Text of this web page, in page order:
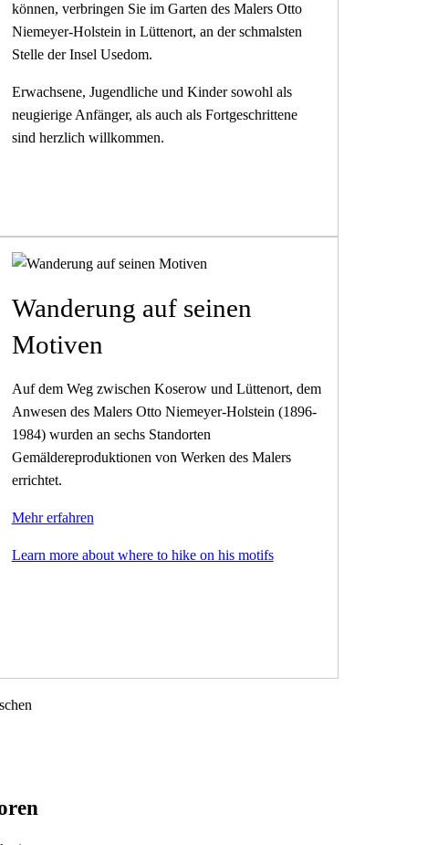
können, verbringen Sie im Garten des Malers Otto
Niemeyer-Holstein in Lüttenort, an der schmalsten
Stelle der Insel Usedom.
Erwachsene, Jugendliche und Kinder sowohl als
neugierige Anfänger, als auch als Fortgeschrittene
sind herzlich willkommen.
Wanderung auf seinen
Motiven
Auf dem Weg zwischen Koserow und Lüttenort, dem
Anwesen des Ma­lers Otto Niemeyer-Holstein (1896-
1984) wurden an sechs Standorten
Gemäldereproduktionen von Werken des Malers
errichtet.
Mehr erfahren
Learn more about where to hike on his motifs